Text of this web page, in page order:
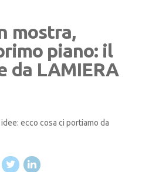
mostra,
piano: il
da LAMIERA
ecco cosa ci portiamo da